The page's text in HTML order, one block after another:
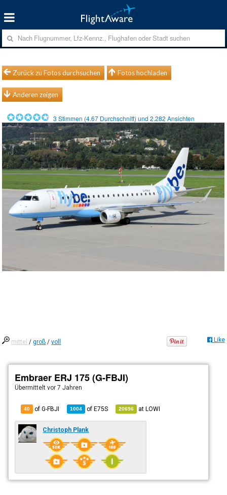
Zurück zu Fotos durchsuchen Fotos hochladen
Anderen zeigen
3 Stimmen (4.67 Durchschnitt) und2.282 Ansichten
mittel /groß /voll Like
Embraer ERJ 175 (G-FBJI)
Übermitteltvor 7 Jahren
40 of G-FBJI 1004 ofE75S 20696 atLOWI
Christoph Plank